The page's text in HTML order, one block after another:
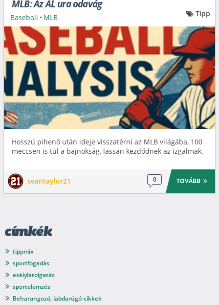
MLB: Az AL ura odavág
Hosszú pihenő után ideje visszatérni az MLB világába, 100
meccsen is túl a bajnokság, lassan kezdődnek az izgalmak.
seantaylor21 0 TOVÁBB
Baseball • MLB Tipp
címkék
tippmix
sportfogadás
esélylatolgatás
sportelemzés
Beharangozó, labdarúgó-cikkek